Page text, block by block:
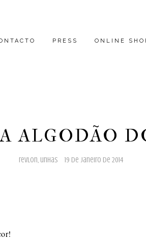
PRESS ONLINE
ALGODÃO
revlon, unhas 19 de janeiro de 2014